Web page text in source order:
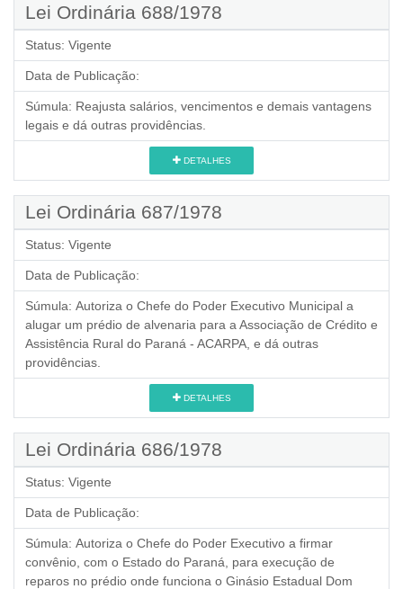
Lei Ordinária 688/1978
Status: Vigente
Data de Publicação:
Súmula: Reajusta salários, vencimentos e demais vantagens
legais e dá outras providências.
DETALHES
Lei Ordinária 687/1978
Status: Vigente
Data de Publicação:
Súmula: Autoriza o Chefe do Poder Executivo Municipal a
alugar um prédio de alvenaria para a Associação de Crédito e
Assistência Rural do Paraná - ACARPA, e dá outras
providências.
DETALHES
Lei Ordinária 686/1978
Status: Vigente
Data de Publicação:
Súmula: Autoriza o Chefe do Poder Executivo a firmar
convênio, com o Estado do Paraná, para execução de
reparos no prédio onde funciona o Ginásio Estadual Dom